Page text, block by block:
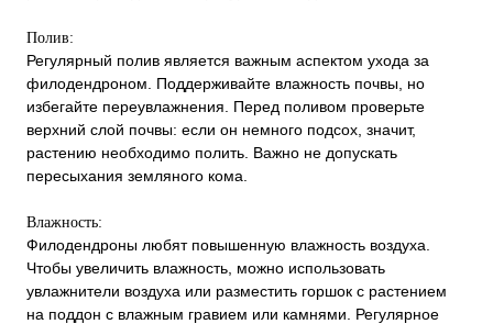
Полив:
Регулярный полив является важным аспектом ухода за
филодендроном. Поддерживайте влажность почвы, но
избегайте переувлажнения. Перед поливом проверьте
верхний слой почвы: если он немного подсох, значит,
растению необходимо полить. Важно не допускать
пересыхания земляного кома.
Влажность:
Филодендроны любят повышенную влажность воздуха.
Чтобы увеличить влажность, можно использовать
увлажнители воздуха или разместить горшок с растением
на поддон с влажным гравием или камнями. Регулярное